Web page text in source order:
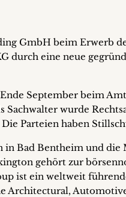
GmbH beim Erwerb
durch eine neue
September beim
Sachwalter wurde
Parteien haben
Bad Bentheim und die
gehört zur
ist ein weltweit
Architectural,